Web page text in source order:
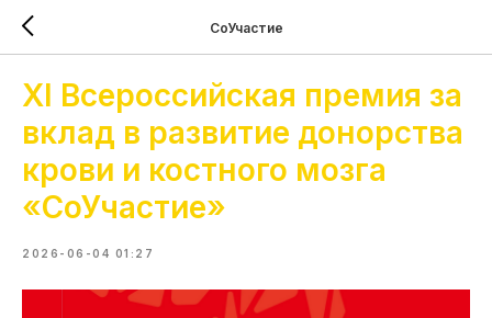
СоУчастие
XI Всероссийская премия за
вклад в развитие донорства
крови и костного мозга
«СоУчастие»
2026-06-04 01:27